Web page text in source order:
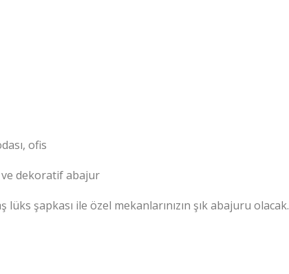
ofis
dekoratif abajur
şapkası ile özel mekanlarınızın şık abajuru olacak.